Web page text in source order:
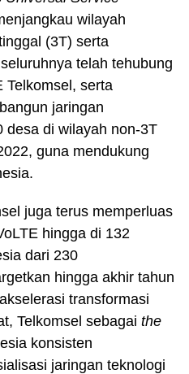
wilayah
(3T) serta
telah tehubung
Telkomsel, serta
jaringan
desa di wilayah non-3T
guna mendukung
juga terus memperluas
hingga di 132
dari 230
hingga akhir tahun
transformasi
Telkomsel sebagai the
konsisten
jaringan teknologi